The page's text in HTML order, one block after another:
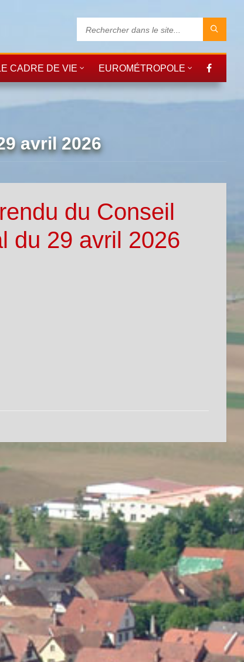
CADRE DE VIE EUROMÉTROPOLE
avril 2026
du Conseil
du 29 avril 2026